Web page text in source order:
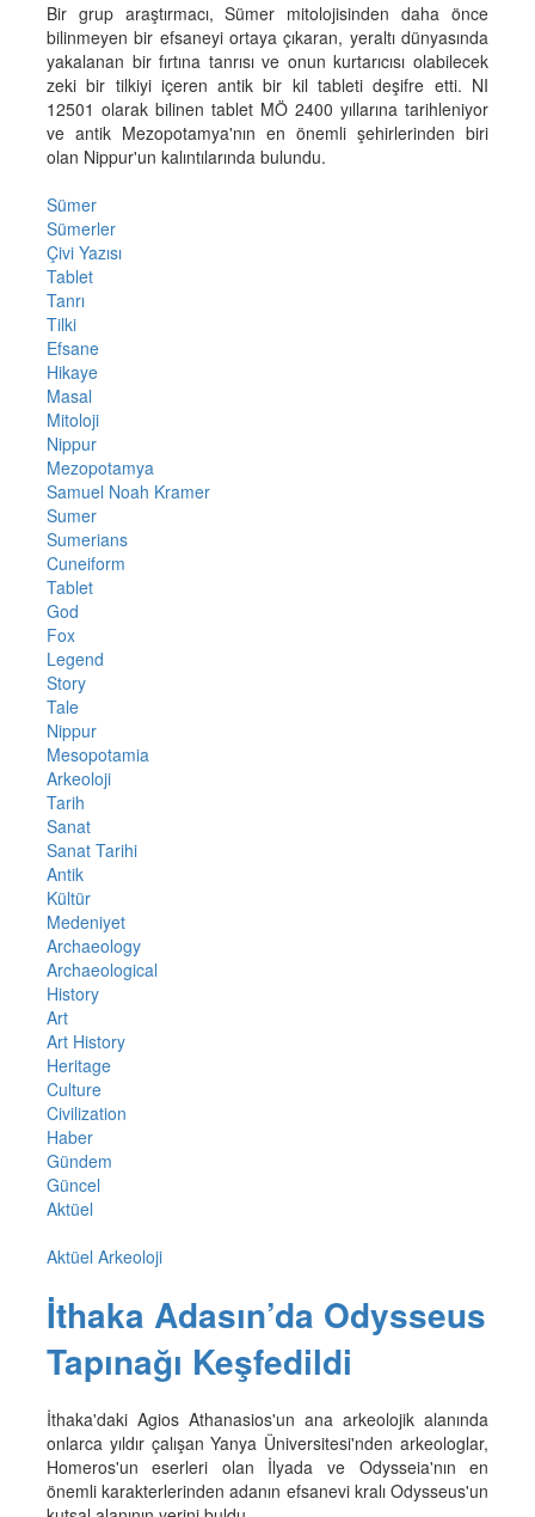
Bir grup araştırmacı, Sümer mitolojisinden daha önce
bilinmeyen bir efsaneyi ortaya çıkaran, yeraltı dünyasında
yakalanan bir fırtına tanrısı ve onun kurtarıcısı olabilecek
zeki bir tilkiyi içeren antik bir kil tableti deşifre etti. NI
12501 olarak bilinen tablet MÖ 2400 yıllarına tarihleniyor
ve antik Mezopotamya'nın en önemli şehirlerinden biri
olan Nippur'un kalıntılarında bulundu.
Sümer
Sümerler
Çivi Yazısı
Tablet
Tanrı
Tilki
Efsane
Hikaye
Masal
Mitoloji
Nippur
Mezopotamya
Samuel Noah Kramer
Sumer
Sumerians
Cuneiform
Tablet
God
Fox
Legend
Story
Tale
Nippur
Mesopotamia
Arkeoloji
Tarih
Sanat
Sanat Tarihi
Antik
Kültür
Medeniyet
Archaeology
Archaeological
History
Art
Art History
Heritage
Culture
Civilization
Haber
Gündem
Güncel
Aktüel
Aktüel Arkeoloji
İthaka Adasın’da Odysseus
Tapınağı Keşfedildi
İthaka'daki Agios Athanasios'un ana arkeolojik alanında
onlarca yıldır çalışan Yanya Üniversitesi'nden arkeologlar,
Homeros'un eserleri olan İlyada ve Odysseia'nın en
önemli karakterlerinden adanın efsanevi kralı Odysseus'un